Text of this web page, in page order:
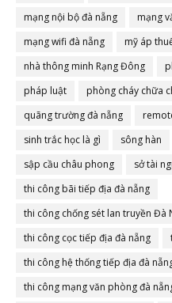
mạng nội bộ đà nẵng
mạng
mạng wifi đà nẵng
mỹ áp
nhà thông minh Rạng Đông
pháp luật
phòng cháy chữa
quãng trường đà nẵng
sinh trắc học là gì
sông hàn
sập cầu châu phong
sở tài
thi công bãi tiếp địa đà nẵng
thi công chống sét lan truyền Đà
thi công cọc tiếp địa đà nẵng
thi công hệ thống tiếp địa đà
thi công mạng văn phòng đà